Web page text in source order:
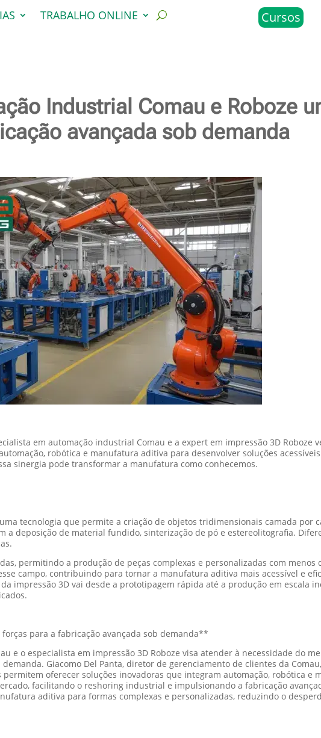
TRABALHO ONLINE Cursos
Industrial Comau e Roboze
avançada sob demanda
em automação industrial Comau e a expert em impressão 3D Roboze
robótica e manufatura aditiva para desenvolver soluções
sinergia pode transformar a manufatura como conhecemos.
tecnologia que permite a criação de objetos tridimensionais camada por
deposição de material fundido, sinterização de pó e estereolitografia.
permitindo a produção de peças complexas e personalizadas com menos
campo, contribuindo para tornar a manufatura aditiva mais acessível e
impressão 3D vai desde a prototipagem rápida até a produção em escala
para a fabricação avançada sob demanda**
e o especialista em impressão 3D Roboze visa atender à necessidade do
Giacomo Del Panta, diretor de gerenciamento de clientes da
oferecer soluções inovadoras que integram automação, robótica e
facilitando o reshoring industrial e impulsionando a fabricação
aditiva para formas complexas e personalizadas, reduzindo o